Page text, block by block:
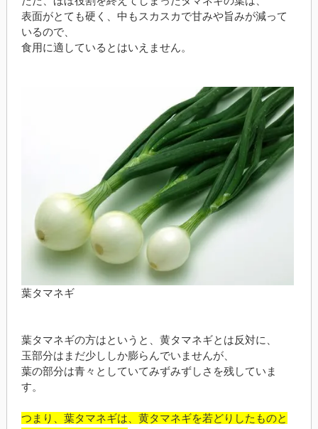
表面がとても硬く、中もスカスカで甘みや旨みが減って
いるので、
食用に適しているとはいえません。
葉タマネギ
葉タマネギの方はというと、黄タマネギとは反対に、
玉部分はまだ少ししか膨らんでいませんが、
葉の部分は青々としていてみずみずしさを残していま
す。
つまり、葉タマネギは、黄タマネギを若どりしたものと